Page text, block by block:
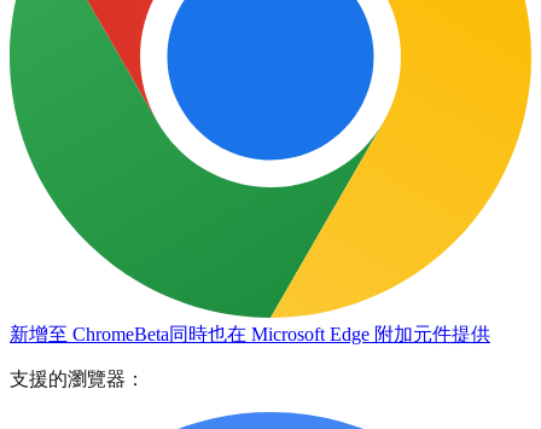
新增至 ChromeBeta同時也在 Microsoft Edge 附加元件提供
支援的瀏覽器：